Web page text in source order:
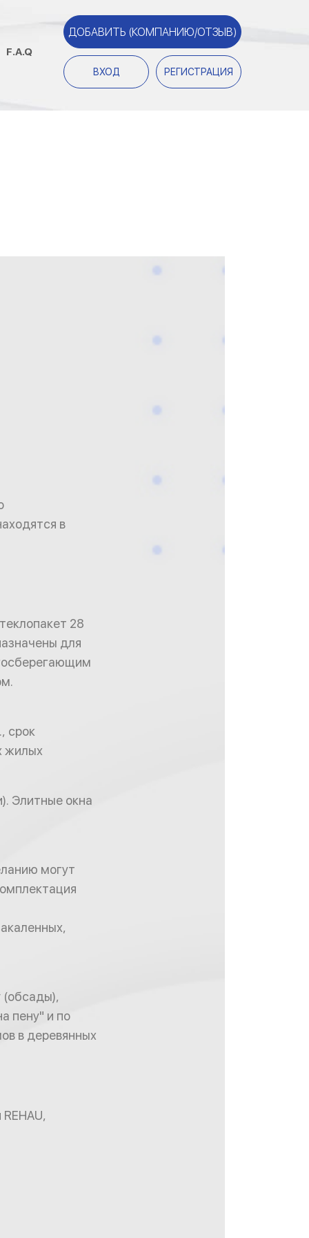
F.A.Q
ДОБАВИТЬ (КОМПАНИЮ/ОТЗЫВ)
ВХОД РЕГИСТРАЦИЯ
в
28
для
срок
жилых
Элитные окна
могут
(обсады),
пену" и по
в деревянных